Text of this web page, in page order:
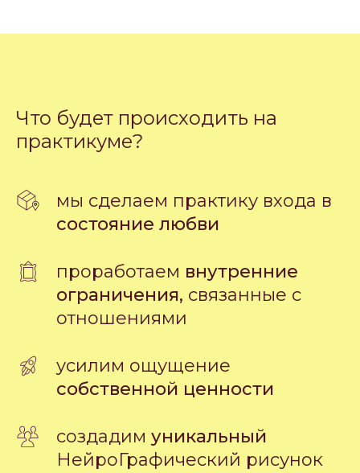
Что будет происходить на
практикуме?
мы сделаем практику входа в
состояние любви
проработаем внутренние
ограничения, связанные с
отношениями
усилим ощущение
собственной ценности
создадим уникальный
НейроГрафический рисунок